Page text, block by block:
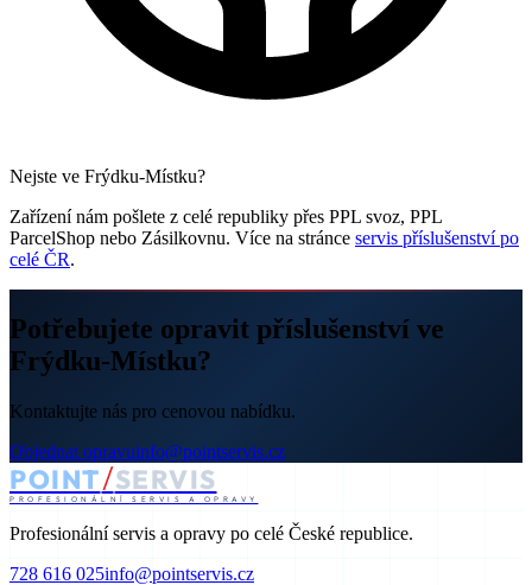
Nejste ve Frýdku-Místku?
Zařízení nám pošlete z celé republiky přes PPL svoz, PPL
ParcelShop nebo Zásilkovnu. Více na stránce servis příslušenství po
celé ČR.
Potřebujete opravit příslušenství ve
Frýdku-Místku?
Kontaktujte nás pro cenovou nabídku.
Objednat opravuinfo@pointservis.cz
POINT/SERVIS
PROFESIONÁLNÍ SERVIS A OPRAVY
Profesionální servis a opravy po celé České republice.
728 616 025info@pointservis.cz